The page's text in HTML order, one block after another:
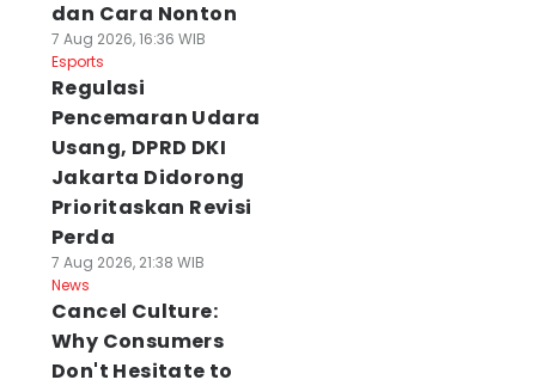
dan Cara Nonton
7 Aug 2026, 16:36 WIB
Esports
Regulasi
Pencemaran Udara
Usang, DPRD DKI
Jakarta Didorong
Prioritaskan Revisi
Perda
7 Aug 2026, 21:38 WIB
News
Cancel Culture:
Why Consumers
Don't Hesitate to